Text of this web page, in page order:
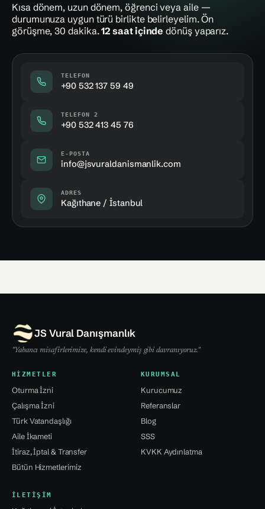
Kısa dönem, uzun dönem, öğrenci veya aile —
durumunuza uygun türü birlikte belirleyelim. Ön
görüşme, 30 dakika.12 saat içinde dönüş yaparız.
TELEFON
+90 532 137 59 49
TELEFON 2
+90 532 413 45 76
E-POSTA
info@jsvuraldanismanlik.com
ADRES
Kağıthane / İstanbul
JS Vural Danışmanlık
"Yabancı misafirlerimize, kendi evindeymiş gibi davranıyoruz."
HIZMETLER
Oturma İzni
Çalışma İzni
Türk Vatandaşlığı
Aile İkameti
İtiraz, İptal & Transfer
Bütün Hizmetlerimiz
KURUMSAL
Kurucumuz
Referanslar
Blog
SSS
KVKK Aydınlatma
İLETIŞIM